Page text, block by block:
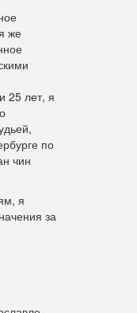
же
25 лет, я
по
чин
я
за